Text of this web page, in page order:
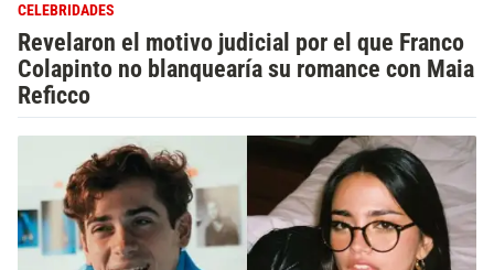
CELEBRIDADES
Revelaron el motivo judicial por el que Franco
Colapinto no blanquearía su romance con Maia
Reficco